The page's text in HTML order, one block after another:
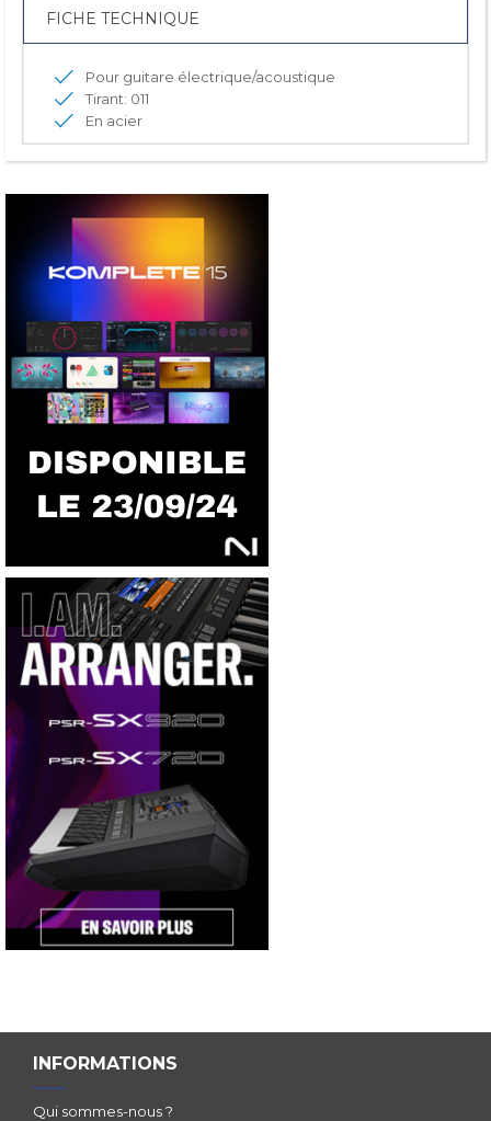
FICHE TECHNIQUE
Pour guitare électrique/acoustique
Tirant: 011
En acier
INFORMATIONS
Qui sommes-nous ?